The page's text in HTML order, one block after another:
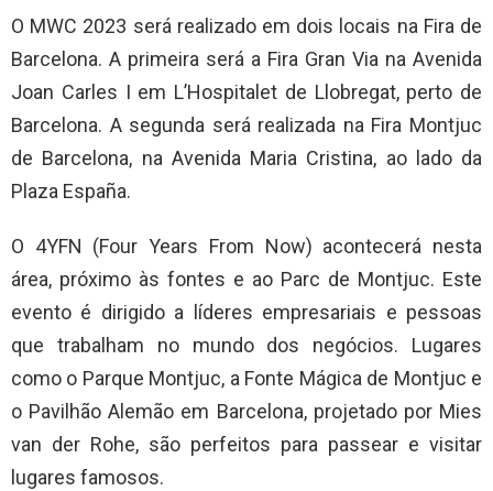
O MWC 2023 será realizado em dois locais na Fira de
Barcelona. A primeira será a Fira Gran Via na Avenida
Joan Carles I em L’Hospitalet de Llobregat, perto de
Barcelona. A segunda será realizada na Fira Montjuc
de Barcelona, ​​na Avenida Maria Cristina, ao lado da
Plaza España.
O 4YFN (Four Years From Now) acontecerá nesta
área, próximo às fontes e ao Parc de Montjuc. Este
evento é dirigido a líderes empresariais e pessoas
que trabalham no mundo dos negócios. Lugares
como o Parque Montjuc, a Fonte Mágica de Montjuc e
o Pavilhão Alemão em Barcelona, ​​projetado por Mies
van der Rohe, são perfeitos para passear e visitar
lugares famosos.